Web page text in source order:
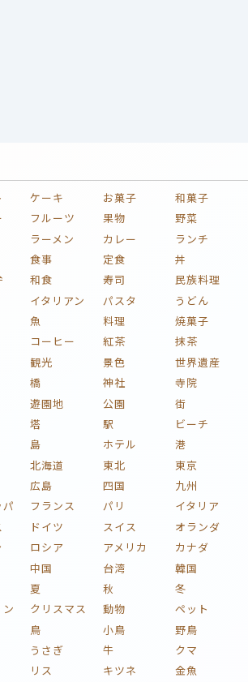
ケーキ お菓子
和菓子
フルーツ 果物
野菜
ラーメン カレー
ランチ
食事 定食
丼
和食 寿司
民族料理
イタリアン パスタ
うどん
魚 料理
焼菓子
コーヒー 紅茶
抹茶
観光 景色
世界遺産
橋 神社
寺院
遊園地 公園
街
塔 駅
ビーチ
島 ホテル
港
北海道 東北
東京
広島 四国
九州
フランス パリ
イタリア
ドイツ スイス
オランダ
ロシア アメリカ
カナダ
中国 台湾
韓国
夏 秋
冬
クリスマス 動物
ペット
鳥 小鳥
野鳥
うさぎ 牛
クマ
リス キツネ
金魚